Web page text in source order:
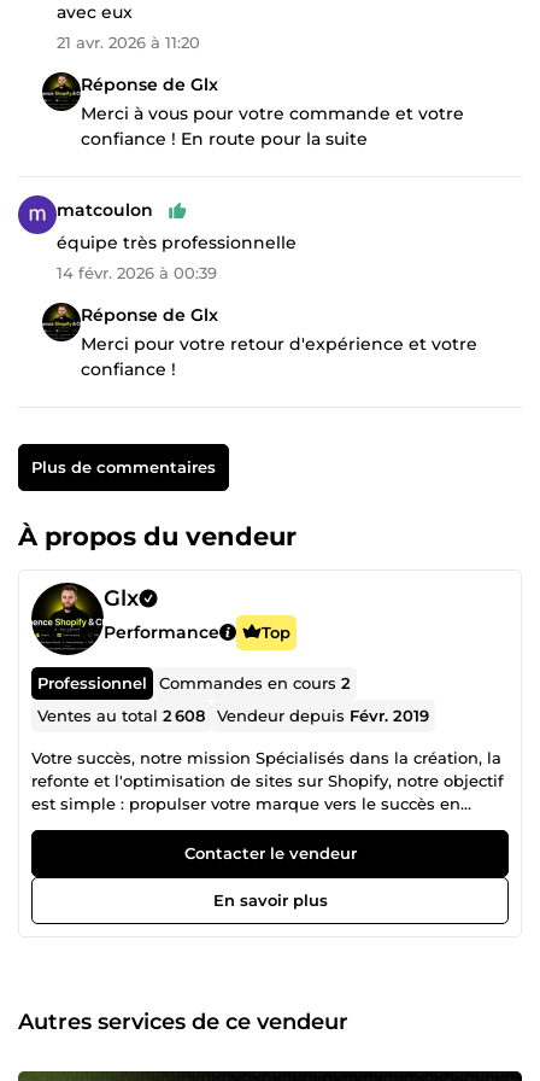
avec eux
21 avr. 2026 à 11:20
Réponse de Glx
Merci à vous pour votre commande et votre
confiance ! En route pour la suite
matcoulon
équipe très professionnelle
14 févr. 2026 à 00:39
Réponse de Glx
Merci pour votre retour d'expérience et votre
confiance !
Plus de commentaires
À propos du vendeur
Glx
Performance Top
Professionnel Commandes en cours2
Ventes au total2 608 Vendeur depuis Févr. 2019
Votre succès, notre mission Spécialisés dans la création, la
refonte et l'optimisation de sites sur Shopify, notre objectif
est simple : propulser votre marque vers le succès en
construisant des écosystèmes E-Commerce performants,
sur mesure et adaptés à vos besoins. Nous nous
engageons à vous accompagner à chaque étape de votre
projet, en vous fournissant les meilleures stratégies pour
maximiser vos chances de réussite. 💻 Une équipe de
notre agence : Kévin, CEO : Vision stratégique et
leadership, Hugo, Chef de Projet : Coordination et gestion
Contacter le vendeur
En savoir plus
Autres services de ce vendeur